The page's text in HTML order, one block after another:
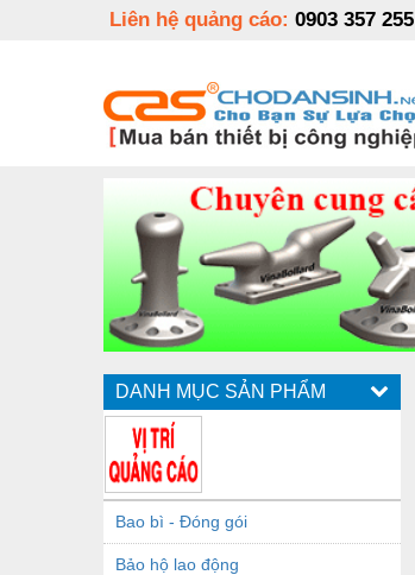
Liên hệ quảng cáo: 0903 357 255
DANH MỤC SẢN PHẨM
Bao bì - Đóng gói
Bảo hộ lao động